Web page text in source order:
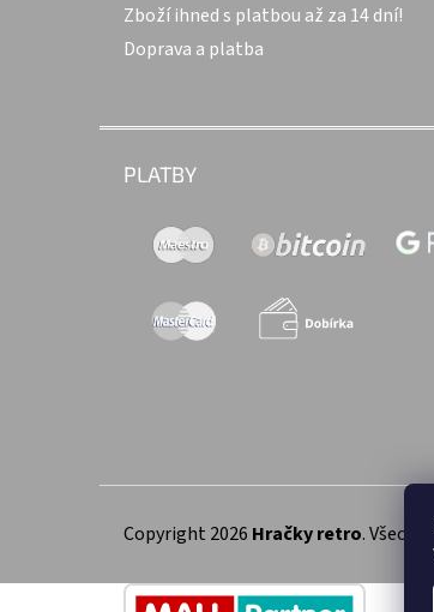
Zboží ihned s platbou až za 14 dní!
Doprava a platba
PLATBY
Copyright 2026 Hračky retro.